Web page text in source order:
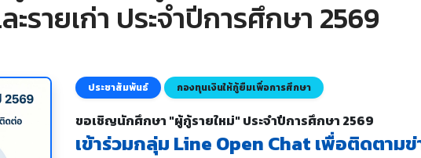
รายเก่า ประจำปีการศึกษา 2569
ประชาสัมพันธ์ กองทุนเงินให้กู้ยืมเพื่อการศึกษา
ขอเชิญนักศึกษา "ผู้กู้รายใหม่" ประจำปีการศึกษา 2569
เข้าร่วมกลุ่ม Line Open Chat เพื่อติดตาม